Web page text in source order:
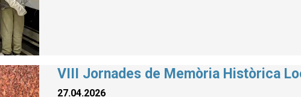
VIII Jornades de Memòria Històrica
27.04.2026